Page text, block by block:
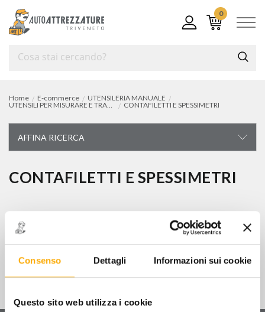
Consenso Dettagli Informazioni sui cookie
Questo sito web utilizza i cookie
0
Home E-commerce
UTENSILERIA MANUALE
UTENSILI PER MISURARE E TRACCIARE
CONTAFILETTI E SPESSIMETRI
AFFINA RICERCA
UTENSILERIA MANUALE
chiavi di manovra
chiavi a bussola a macchina e accessori (rinforzate)
giraviti, cacciaviti, chiavi maschio
CONTAFILETTI E SPESSIMETRI
0 articoli trovati